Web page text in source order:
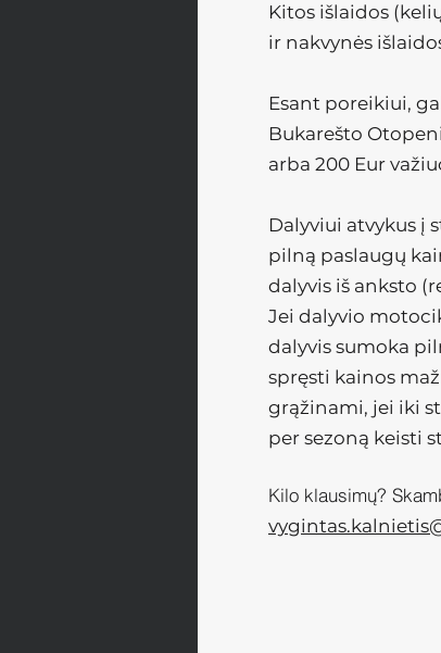
Kitos išlaidos
ir nakvynės
Esant poreikiui,
Bukarešto
arba 200 Eur
Dalyviui atvykus į
pilną paslaugų
dalyvis iš anksto
Jei dalyvio
dalyvis sumoka
spręsti kainos
grąžinami, jei iki
per sezoną keisti
Kilo klausimų?